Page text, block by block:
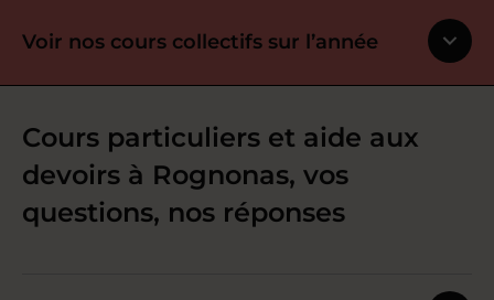
Voir nos cours collectifs sur l’année
Cours particuliers et aide aux
devoirs à Rognonas, vos
questions, nos réponses